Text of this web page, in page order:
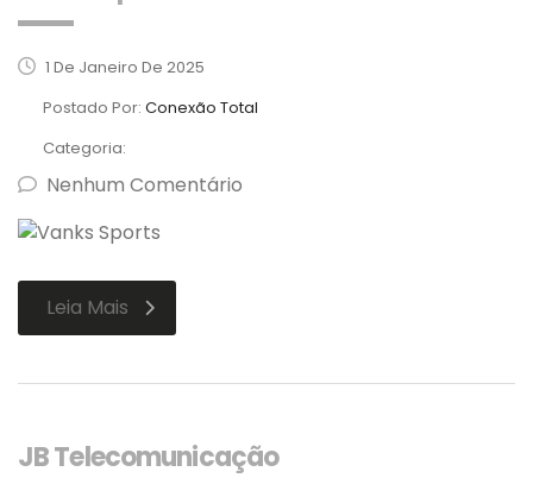
1 De Janeiro De 2025
Postado Por: Conexão Total
Categoria:
Nenhum Comentário
Leia Mais
JB Telecomunicação